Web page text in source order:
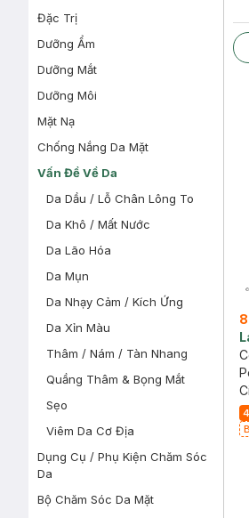
Đặc Trị
Dưỡng Ẩm
Dưỡng Mắt
Dưỡng Môi
Mặt Nạ
Chống Nắng Da Mặt
Vấn Đề Về Da
Da Dầu / Lỗ Chân Lông To
Da Khô / Mất Nước
Da Lão Hóa
Da Mụn
Da Nhạy Cảm / Kích Ứng
Da Xỉn Màu
Thâm / Nám / Tàn Nhang
Quầng Thâm & Bọng Mắt
Sẹo
Viêm Da Cơ Địa
Dụng Cụ / Phụ Kiện Chăm Sóc
Da
Bộ Chăm Sóc Da Mặt